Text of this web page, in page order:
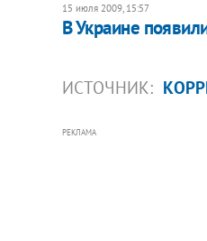
15 июля 2009, 15:57
В Украине
ИСТОЧНИК:
РЕКЛАМА